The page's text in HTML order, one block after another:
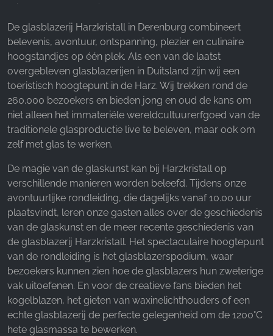
tieners van
senioren
De glasblazerij Harzkristall in Derenburg combineert
belevenis, avontuur, ontspanning, plezier en culinaire
hoogstandjes op één plek. Als een van de laatst
overgebleven glasblazerijen in Duitsland zijn wij een
toeristisch hoogtepunt in de Harz. Wij trekken rond de
260.000 bezoekers en bieden jong en oud de kans om
niet alleen het immateriële wereldcultuurerfgoed van de
traditionele glasproductie live te beleven, maar ook om
zelf met glas te werken.
De magie van de glaskunst kan bij Harzkristall op
verschillende manieren worden beleefd. Tijdens onze
avontuurlijke rondleiding, die dagelijks vanaf 10.00 uur
plaatsvindt, leren onze gasten alles over de geschiedenis
van de glaskunst en de meer recente geschiedenis van
de glasblazerij Harzkristall. Het spectaculaire hoogtepunt
van de rondleiding is het glasblazerspodium, waar
bezoekers kunnen zien hoe de glasblazers hun zweterige
vak uitoefenen. En voor de creatieve fans bieden het
kogelblazen, het gieten van waxinelichthouders of een
echte glasblazerij de perfecte gelegenheid om de 1200°C
hete glasmassa te bewerken.